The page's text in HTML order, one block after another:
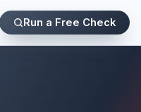
Run a Free Check